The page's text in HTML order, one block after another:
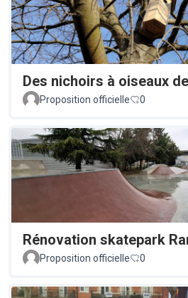
Des nichoirs à oiseaux
Proposition officielle
0
Rénovation skatepark
Proposition officielle
0